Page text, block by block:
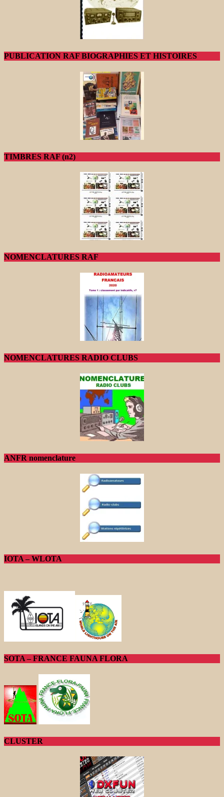
PUBLICATION RAF BIOGRAPHIES ET HISTOIRES
TIMBRES RAF (n2)
NOMENCLATURES RAF
NOMENCLATURES RADIO CLUBS
ANFR nomenclature
IOTA – WLOTA
SOTA – FRANCE FAUNA FLORA
CLUSTER